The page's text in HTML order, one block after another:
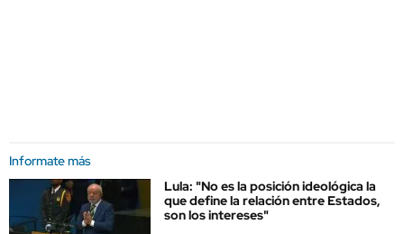
Informate más
Lula: "No es la posición ideológica la
que define la relación entre Estados,
son los intereses"